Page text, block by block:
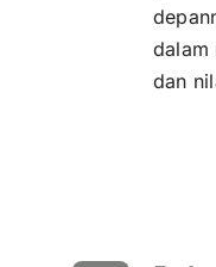
dalam
dan